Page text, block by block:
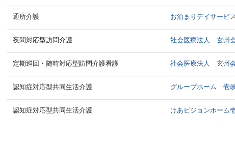
通所介護 お泊まりデイサービ
夜間対応型訪問介護 社会医療法人 玄州
定期巡回・随時対応型訪問介護看護 社会医療法人 玄州
認知症対応型共同生活介護 グループホーム 壱
認知症対応型共同生活介護 けあビジョンホーム